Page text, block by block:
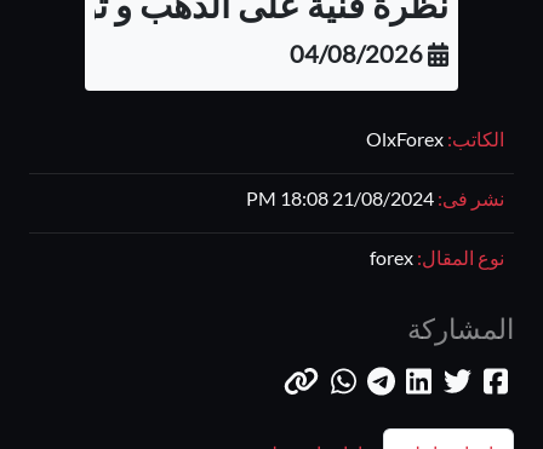
الكاتب: OlxForex
نشر فى: 21/08/2024 18:08 PM
نوع المقال: forex
المشاركة
04/08/2026